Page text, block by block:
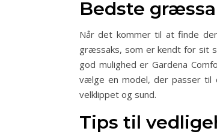
Bedste
Når det kommer til at finde
græssaks, som er kendt for sit
god mulighed er Gardena
vælge en model, der passer til
velklippet og sund.
Tips til